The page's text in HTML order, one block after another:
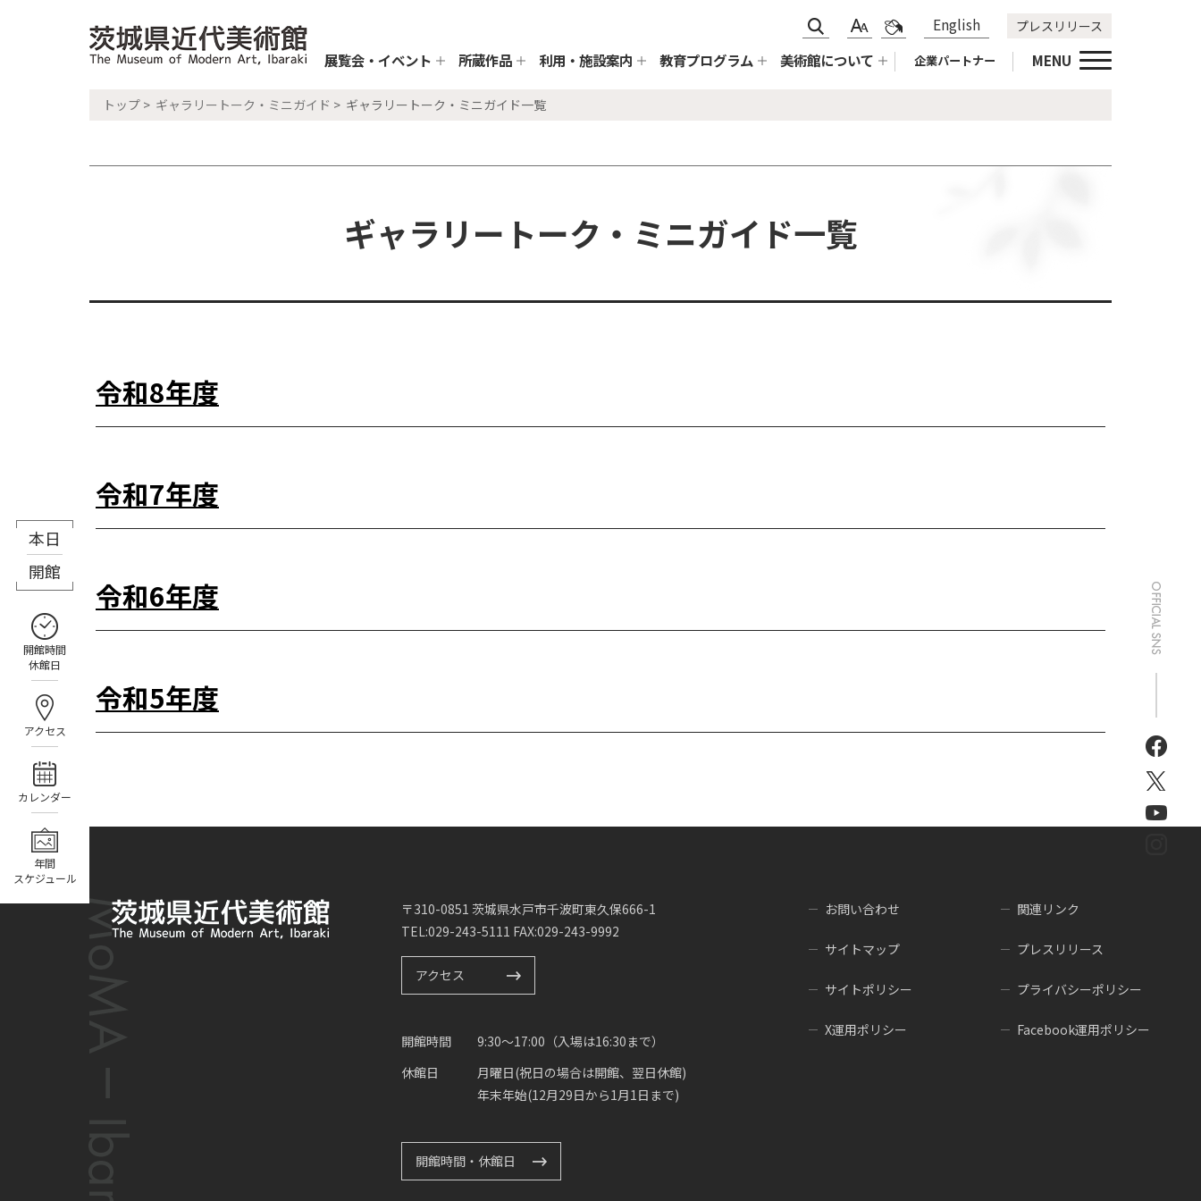
サ
ト
文
サ
更
標
拡
合
い
青
黒
English プレスリリース
展覧会・イベント 所蔵作品 利用・施設案内 教育プログラム 美術館について 企業パートナー MENU
本日
開館
開館時間
休館日
アクセス
カレンダー
年間
スケジュール
トップ > ギャラリートーク・ミニガイド > ギャラリートーク・ミニガイド一覧
ギャラリートーク・ミニガイド一覧
令和8年度
令和7年度
令和6年度
令和5年度
〒310-0851 茨城県水戸市千波町東久保666-1
TEL:029-243-5111 FAX:029-243-9992
アクセス
開館時間
9:30～17:00（入場は16:30まで）
休館日
月曜日(祝日の場合は開館、翌日休館)
年末年始(12月29日から1月1日まで)
開館時間・休館日
お問い合わせ 関連リンク
サイトマップ プレスリリース
サイトポリシー プライバシーポリシー
X運用ポリシー Facebook運用ポリシー